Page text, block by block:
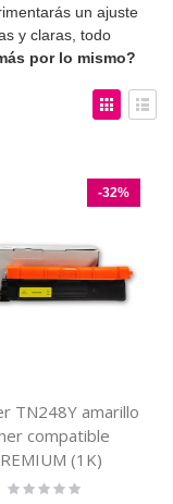
un ajuste
y claras, todo
por lo mismo?
Ver
como
-32%
TN248Y amarillo
compatible
(1K)
Rating: